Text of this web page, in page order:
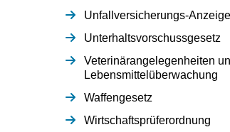
Unfallversicherungs-
Unterhaltsvorschussgesetz
Veterinärangelegenheiten
Lebensmittelüberwachung
Waffengesetz
Wirtschaftsprüferordnung